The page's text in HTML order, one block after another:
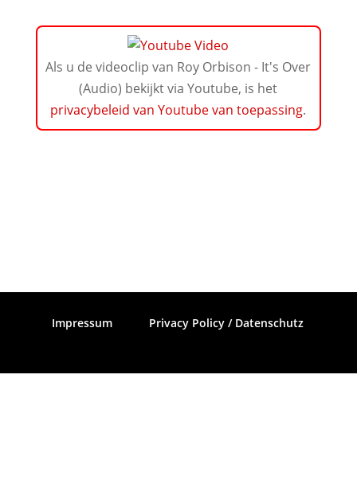
Als u de videoclip van Roy Orbison - It's Over
(Audio) bekijkt via Youtube, is het
privacybeleid van Youtube van toepassing.
Impressum Privacy Policy / Datenschutz